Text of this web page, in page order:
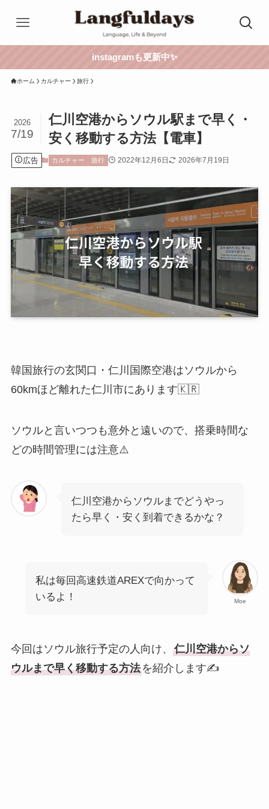
instagramも更新中✨
ホーム カルチャー 旅行
仁川空港からソウル駅まで早く・
安く移動する方法【電車】
2026
7/19
広告 カルチャー 旅行 2022年12月6日 2026年7月19日
韓国旅行の玄関口・仁川国際空港はソウルから
60kmほど離れた仁川市にあります🇰🇷
ソウルと言いつつも意外と遠いので、搭乗時間な
どの時間管理には注意⚠️
仁川空港からソウルまでどうやっ
たら早く・安く到着できるかな？
Moe
私は毎回高速鉄道AREXで向かって
いるよ！
今回はソウル旅行予定の人向け、 仁川空港からソ
ウルまで早く移動する方法を紹介します✍️